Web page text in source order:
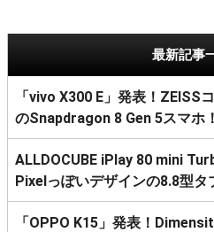
最新記事
「vivo X300 E」発表！ZEISS
のSnapdragon 8 Gen 5スマホ！
ALLDOCUBE iPlay 80 mini
Pixelっぽいデザインの8.8型タ
「OPPO K15」発表！